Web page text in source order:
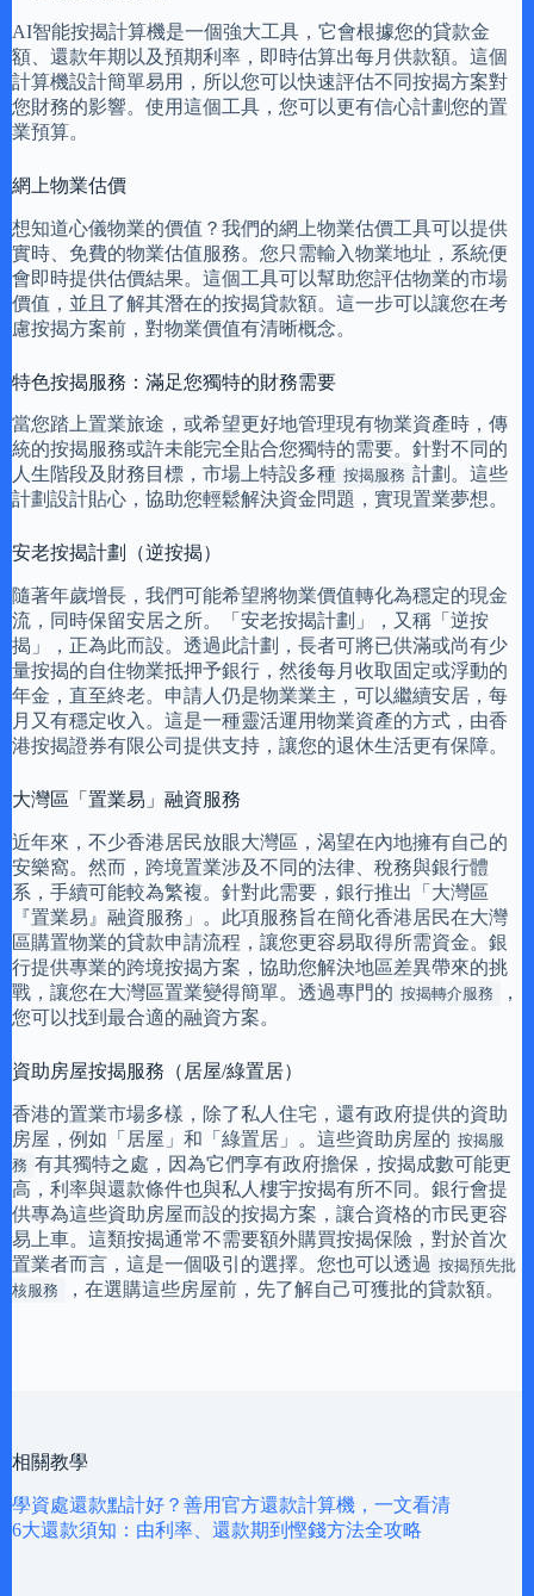
AI智能按揭計算機是一個強大工具，它會根據您的貸款金
額、還款年期以及預期利率，即時估算出每月供款額。這個
計算機設計簡單易用，所以您可以快速評估不同按揭方案對
您財務的影響。使用這個工具，您可以更有信心計劃您的置
業預算。
網上物業估價
想知道心儀物業的價值？我們的網上物業估價工具可以提供
實時、免費的物業估值服務。您只需輸入物業地址，系統便
會即時提供估價結果。這個工具可以幫助您評估物業的市場
價值，並且了解其潛在的按揭貸款額。這一步可以讓您在考
慮按揭方案前，對物業價值有清晰概念。
特色按揭服務：滿足您獨特的財務需要
當您踏上置業旅途，或希望更好地管理現有物業資產時，傳
統的按揭服務或許未能完全貼合您獨特的需要。針對不同的
人生階段及財務目標，市場上特設多種 按揭服務 計劃。這些
計劃設計貼心，協助您輕鬆解決資金問題，實現置業夢想。
安老按揭計劃（逆按揭）
隨著年歲增長，我們可能希望將物業價值轉化為穩定的現金
流，同時保留安居之所。「安老按揭計劃」，又稱「逆按
揭」，正為此而設。透過此計劃，長者可將已供滿或尚有少
量按揭的自住物業抵押予銀行，然後每月收取固定或浮動的
年金，直至終老。申請人仍是物業業主，可以繼續安居，每
月又有穩定收入。這是一種靈活運用物業資產的方式，由香
港按揭證券有限公司提供支持，讓您的退休生活更有保障。
大灣區「置業易」融資服務
近年來，不少香港居民放眼大灣區，渴望在內地擁有自己的
安樂窩。然而，跨境置業涉及不同的法律、稅務與銀行體
系，手續可能較為繁複。針對此需要，銀行推出「大灣區
『置業易』融資服務」。此項服務旨在簡化香港居民在大灣
區購置物業的貸款申請流程，讓您更容易取得所需資金。銀
行提供專業的跨境按揭方案，協助您解決地區差異帶來的挑
戰，讓您在大灣區置業變得簡單。透過專門的 按揭轉介服務
，
您可以找到最合適的融資方案。
資助房屋按揭服務（居屋/綠置居）
香港的置業市場多樣，除了私人住宅，還有政府提供的資助
房屋，例如「居屋」和「綠置居」。這些資助房屋的 按揭服
務 有其獨特之處，因為它們享有政府擔保，按揭成數可能更
高，利率與還款條件也與私人樓宇按揭有所不同。銀行會提
供專為這些資助房屋而設的按揭方案，讓合資格的市民更容
易上車。這類按揭通常不需要額外購買按揭保險，對於首次
置業者而言，這是一個吸引的選擇。您也可以透過 按揭預先批
核服務
，在選購這些房屋前，先了解自己可獲批的貸款額。
相關教學
學資處還款點計好？善用官方還款計算機，一文看清
6大還款須知：由利率、還款期到慳錢方法全攻略